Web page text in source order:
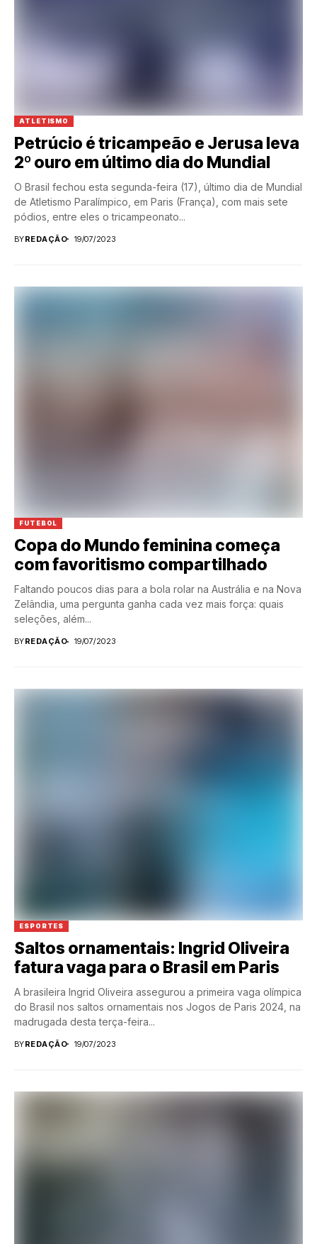
ATLETISMO
Petrúcio é tricampeão e Jerusa leva
2º ouro em último dia do Mundial
O Brasil fechou esta segunda-feira (17), último dia de Mundial
de Atletismo Paralímpico, em Paris (França), com mais sete
pódios, entre eles o tricampeonato...
BYREDAÇÃO 19/07/2023
FUTEBOL
Copa do Mundo feminina começa
com favoritismo compartilhado
Faltando poucos dias para a bola rolar na Austrália e na Nova
Zelândia, uma pergunta ganha cada vez mais força: quais
seleções, além...
BYREDAÇÃO 19/07/2023
ESPORTES
Saltos ornamentais: Ingrid Oliveira
fatura vaga para o Brasil em Paris
A brasileira Ingrid Oliveira assegurou a primeira vaga olímpica
do Brasil nos saltos ornamentais nos Jogos de Paris 2024, na
madrugada desta terça-feira...
BYREDAÇÃO 19/07/2023